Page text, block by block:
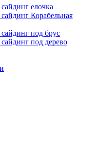
елочка
Корабельная
под брус
под дерево